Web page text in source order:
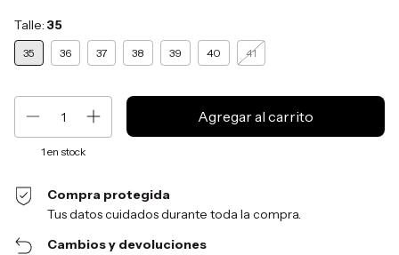
Talle: 35
35 36 37 38 39 40 41
1 en stock
Compra protegida
Tus datos cuidados durante toda la compra.
Cambios y devoluciones